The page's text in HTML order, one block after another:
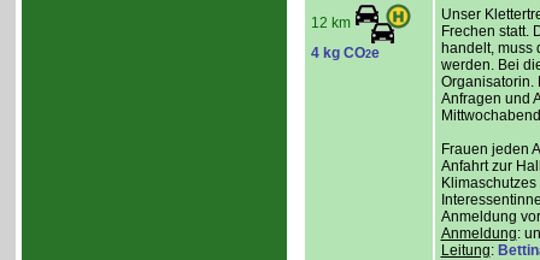
12 km
4 kg CO2e
Unser
Frechen statt.
handelt, muss
werden. Bei
Organisatorin.
Anfragen und
Frauen jeden
Anfahrt zur
Anmeldung
Anmeldung:
Leitung: